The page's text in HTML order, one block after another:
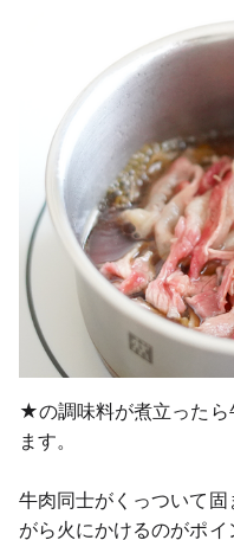
★の調味料が煮立ったら
ます。
牛肉同士がくっついて
がら火にかけるのがポイ